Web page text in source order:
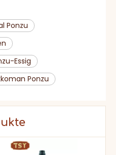
Ponzu
Essig
Ponzu